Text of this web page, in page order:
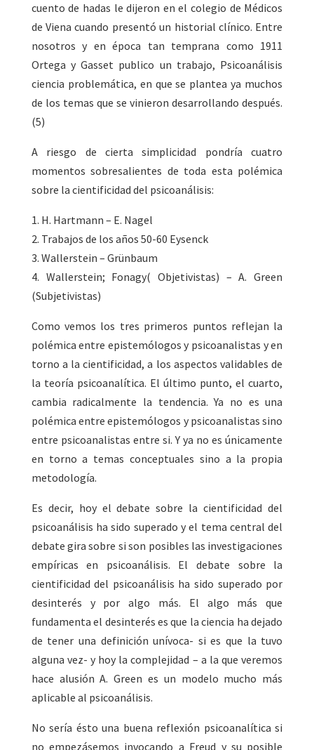
cuento de hadas le dijeron en el colegio de Médicos
de Viena cuando presentó un historial clínico. Entre
nosotros y en época tan temprana como 1911
Ortega y Gasset publico un trabajo, Psicoanálisis
ciencia problemática, en que se plantea ya muchos
de los temas que se vinieron desarrollando después.
(5)
A riesgo de cierta simplicidad pondría cuatro
momentos sobresalientes de toda esta polémica
sobre la cientificidad del psicoanálisis:
1. H. Hartmann – E. Nagel
2. Trabajos de los años 50-60 Eysenck
3. Wallerstein – Grünbaum
4. Wallerstein; Fonagy( Objetivistas) – A. Green
(Subjetivistas)
Como vemos los tres primeros puntos reflejan la
polémica entre epistemólogos y psicoanalistas y en
torno a la cientificidad, a los aspectos validables de
la teoría psicoanalítica. El último punto, el cuarto,
cambia radicalmente la tendencia. Ya no es una
polémica entre epistemólogos y psicoanalistas sino
entre psicoanalistas entre si. Y ya no es únicamente
en torno a temas conceptuales sino a la propia
metodología.
Es decir, hoy el debate sobre la cientificidad del
psicoanálisis ha sido superado y el tema central del
debate gira sobre si son posibles las investigaciones
empíricas en psicoanálisis. El debate sobre la
cientificidad del psicoanálisis ha sido superado por
desinterés y por algo más. El algo más que
fundamenta el desinterés es que la ciencia ha dejado
de tener una definición unívoca- si es que la tuvo
alguna vez- y hoy la complejidad – a la que veremos
hace alusión A. Green es un modelo mucho más
aplicable al psicoanálisis.
No sería ésto una buena reflexión psicoanalítica si
no empezásemos invocando a Freud y su posible